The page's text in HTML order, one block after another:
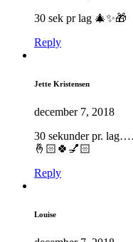
30 sek pr lag 🎄✨🎁
Reply
Jette Kristensen
december 7, 2018
30 sekunder pr.
🤞🏻🍀💅🏻
Reply
Louise